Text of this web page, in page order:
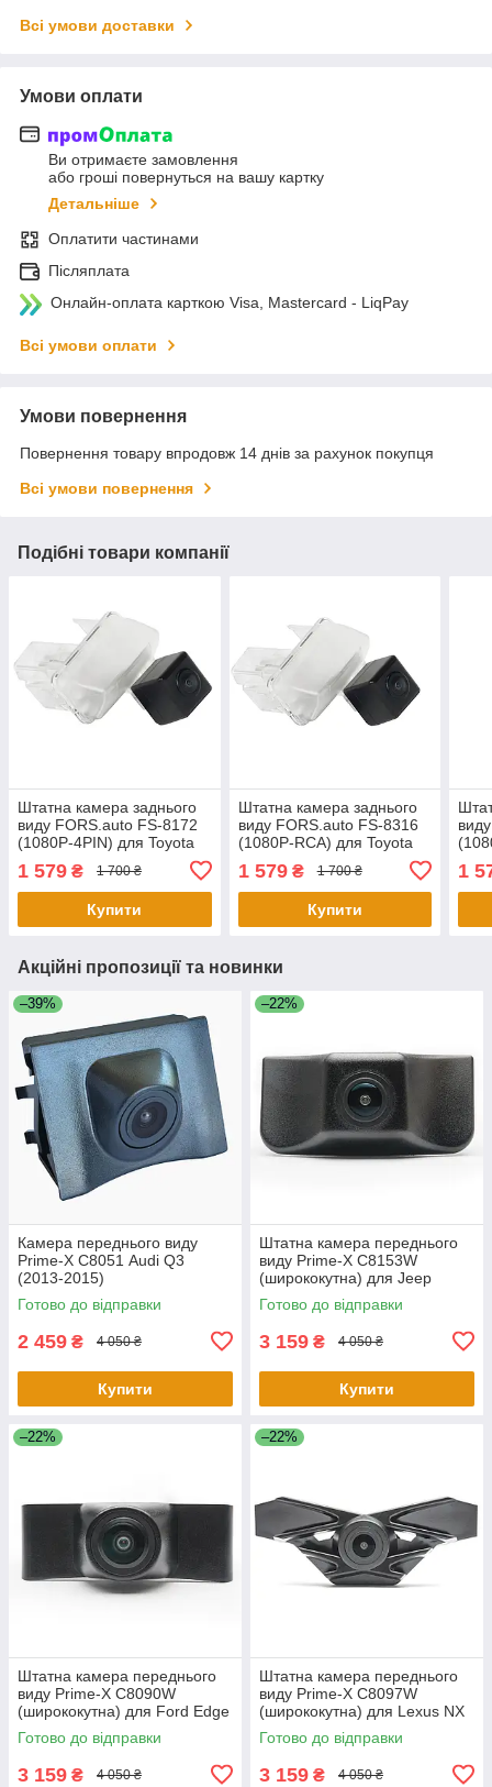
Всі умови доставки
Умови оплати
Ви отримаєте замовлення
або гроші повернуться на вашу картку
Детальніше
Оплатити частинами
Післяплата
Онлайн-оплата карткою Visa, Mastercard - LiqPay
Всі умови оплати
Умови повернення
Повернення товару впродовж 14 днів за рахунок покупця
Всі умови повернення
Подібні товари компанії
Штатна камера заднього
виду FORS.auto FS-8172
(1080P-4PIN) для Toyota
Corolla/Citroen C4 Picasso
2013+/DS4 2011-2015
1 579 ₴ 1 700 ₴
Купити
Штатна камера заднього
виду FORS.auto FS-8316
(1080P-RCA) для Toyota
Corolla/Citroen C4 Picasso
2013+/DS4 2011-2015
1 579₴ 1 700 ₴
Купити
1
Акційні пропозиції та новинки
–39%
Камера переднього виду
Prime-X С8051 Audi Q3
(2013-2015)
Готово до відправки
2 459 ₴ 4 050 ₴
Купити
–22%
Штатна камера переднього
виду Prime-X C8153W
(ширококутна) для Jeep
Cherokee 2016-2018
Готово до відправки
3 159 ₴ 4 050 ₴
Купити
–22%
Штатна камера переднього
виду Prime-X C8090W
(ширококутна) для Ford Edge
2015-2017
Готово до відправки
3 159 ₴ 4 050 ₴
–22%
Штатна камера переднього
виду Prime-X C8097W
(ширококутна) для Lexus NX
2015-2017
Готово до відправки
3 159 ₴ 4 050 ₴